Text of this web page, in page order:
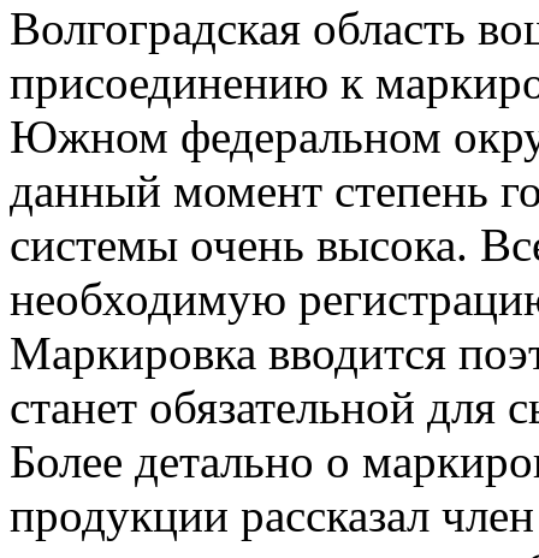
Волгоградская область
присоединению к
Южном федеральном
данный момент степень
системы очень высока.
необходимую
Маркировка вводится
станет обязательной для
Более детально о
продукции рассказал